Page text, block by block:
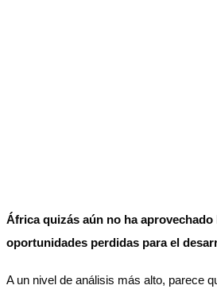
África quizás aún no ha
oportunidades perdidas para el
A un nivel de análisis más alto, parece